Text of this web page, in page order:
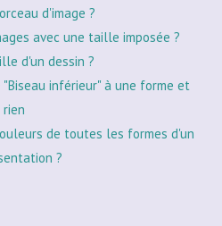
d'image ?
avec une taille imposée ?
d'un dessin ?
inférieur" à une forme et
de toutes les formes d'un
?